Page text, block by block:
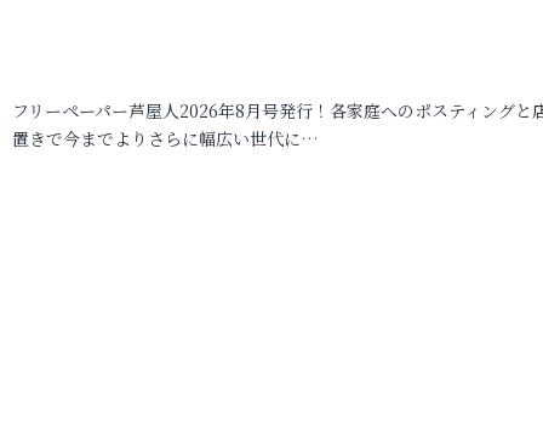
フリーペーパー芦屋人2026年8月号発行！各家庭へのポスティングと
置きで今までよりさらに幅広い世代に…